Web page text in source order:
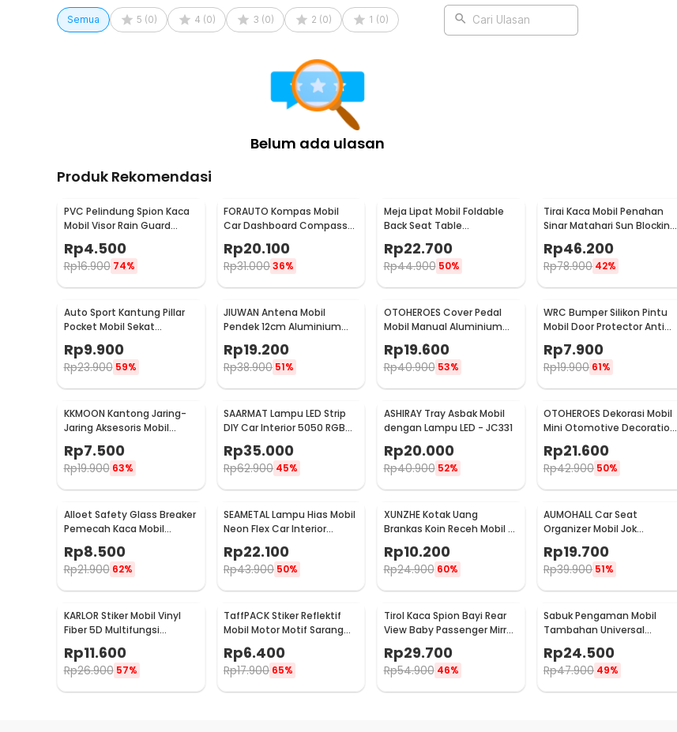
ventilasi AC. Desain sederhana memudahkan proses pengisian maupun perawatan. Sangat cocok
digunakan sebagai wadah parfum mobil harian.
Rincian yang Anda dapatkan untuk pembelian produk ini:
Semua 5 (0) 4 (0) 3 (0) 2 (0) 1 (0) Cari Ulasan
Belum ada ulasan
Produk Rekomendasi
PVC Pelindung Spion Kaca
Mobil Visor Rain Guard
Rp4.500
Rp16.900 74%
FORAUTO Kompas Mobil
Car Dashboard Compass
5
Rp20.100
Rp31.00036%
Meja Lipat Mobil Foldable
Back Seat Table
924
Rp22.700
Rp44.900 50%
Tirai Kaca Mobil Penahan
Sinar Matahari Sun Blocking
Car Curtain 2 PCS - 851
Rp46.200
Rp78.900 42%
Auto Sport Kantung Pillar
Pocket Mobil Sekat
KMS-933
Rp9.900
Rp23.900 59%
JIUWAN Antena Mobil
Pendek 12cm Aluminium
W2C
Rp19.200
Rp38.900 51%
OTOHEROES Cover Pedal
Mobil Manual Aluminium
Gas Rem Kopling Universal
- XB-373
Rp19.600
Rp40.900 53%
WRC Bumper Silikon Pintu
Mobil Door Protector Anti
0010
Rp7.900
Rp19.900 61%
KKMOON Kantong Jaring-
Jaring Aksesoris Mobil
Rp7.500
Rp19.900 63%
SAARMAT Lampu LED Strip
DIY Car Interior 5050 RGB
dan Remot Kontrol - APWD1
Rp35.000
Rp62.900 45%
ASHIRAY Tray Asbak Mobil
dengan Lampu LED - JC331
Rp20.000
Rp40.900 52%
OTOHEROES Dekorasi Mobil
Mini Otomotive Decoration
Quartz Clock - Q194
Rp21.600
Rp42.900 50%
Alloet Safety Glass Breaker
Pemecah Kaca Mobil
Multifungsi - OD-0173
Rp8.500
Rp21.900 62%
SEAMETAL Lampu Hias Mobil
Neon Flex Car Interior
TB307
Rp22.100
Rp43.900 50%
XUNZHE Kotak Uang
Brankas Koin Receh Mobil -
Rp10.200
Rp24.900 60%
AUMOHALL Car Seat
Organizer Mobil Jok
Barang Tisu - 0706
Rp19.700
Rp39.900 51%
KARLOR Stiker Mobil Vinyl
Fiber 5D Multifungsi
152x10cm - TAA749
Rp11.600
Rp26.900 57%
TaffPACK Stiker Reflektif
Mobil Motor Motif Sarang
Lebah 300 x 5 CM - ZA5800
Rp6.400
Rp17.900 65%
Tirol Kaca Spion Bayi Rear
View Baby Passenger Mirror
Rp29.700
Rp54.900 46%
Sabuk Pengaman Mobil
Tambahan Universal
Rp24.500
Rp47.900 49%